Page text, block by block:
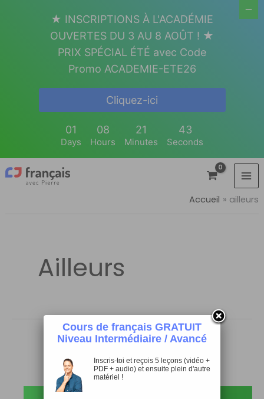
Accueil ailleurs
Ailleurs
Cours de français GRATUIT
Niveau Intermédiaire / Avancé
Inscris-toi et reçois 5 leçons (vidéo +
PDF + audio) et ensuite plein d'autre
matériel !
★ INSCRIPTIONS À L'ACADÉMIE
OUVERTES DU 3 AU 8 AOÛT ! ★
PRIX SPÉCIAL ÉTÉ avec Code
Promo ACADEMIE-ETE26
Cliquez-ici
01
Days
08
Hours
21
Minutes
43
Seconds